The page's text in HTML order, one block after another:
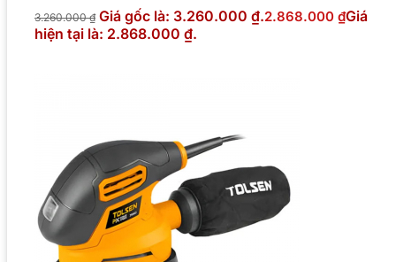
3.260.000₫ Giá gốc là: 3.260.000 ₫.2.868.000 ₫Giá
hiện tại là: 2.868.000 ₫.